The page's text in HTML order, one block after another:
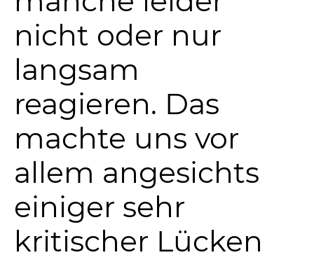
nicht oder nur
langsam
reagieren. Das
machte uns vor
allem angesichts
einiger sehr
kritischer Lücken